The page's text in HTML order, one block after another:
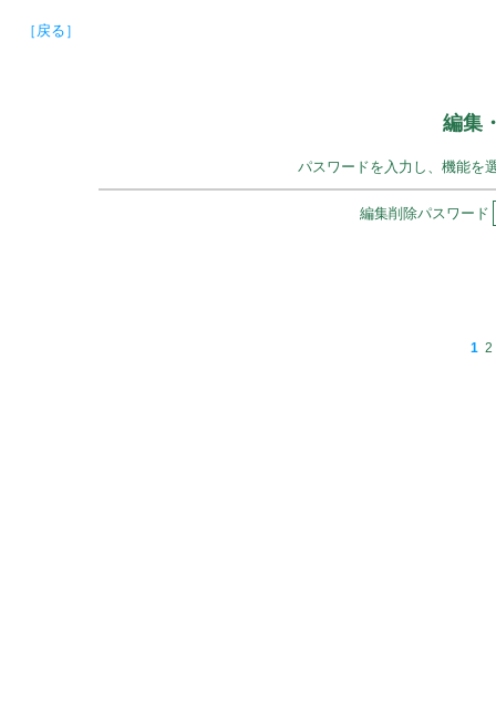
［戻る］
編集
パスワードを入力し、機能を
編集削除パスワード
1 2